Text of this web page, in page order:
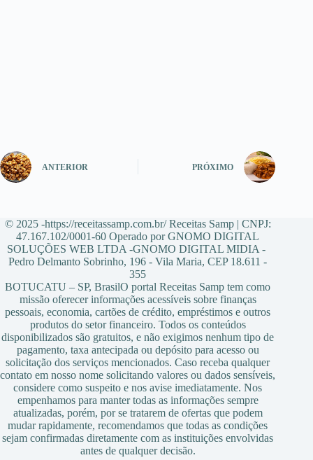
ANTERIOR PRÓXIMO
© 2025 -https://receitassamp.com.br/ Receitas Samp | CNPJ:
47.167.102/0001-60 Operado por GNOMO DIGITAL
SOLUÇÕES WEB LTDA -GNOMO DIGITAL MIDIA -
Pedro Delmanto Sobrinho, 196 - Vila Maria, CEP 18.611 -
355
BOTUCATU – SP, BrasilO portal Receitas Samp tem como
missão oferecer informações acessíveis sobre finanças
pessoais, economia, cartões de crédito, empréstimos e outros
produtos do setor financeiro. Todos os conteúdos
disponibilizados são gratuitos, e não exigimos nenhum tipo de
pagamento, taxa antecipada ou depósito para acesso ou
solicitação dos serviços mencionados. Caso receba qualquer
contato em nosso nome solicitando valores ou dados sensíveis,
considere como suspeito e nos avise imediatamente. Nos
empenhamos para manter todas as informações sempre
atualizadas, porém, por se tratarem de ofertas que podem
mudar rapidamente, recomendamos que todas as condições
sejam confirmadas diretamente com as instituições envolvidas
antes de qualquer decisão.